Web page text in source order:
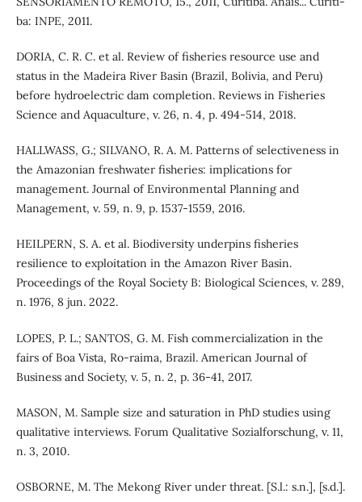
ba: INPE, 2011.
DORIA, C. R. C. et al. Review of fisheries resource use and
status in the Madeira River Basin (Brazil, Bolivia, and Peru)
before hydroelectric dam completion. Reviews in Fisheries
Science and Aquaculture, v. 26, n. 4, p. 494-514, 2018.
HALLWASS, G.; SILVANO, R. A. M. Patterns of selectiveness in
the Amazonian freshwater fisheries: implications for
management. Journal of Environmental Planning and
Management, v. 59, n. 9, p. 1537-1559, 2016.
HEILPERN, S. A. et al. Biodiversity underpins fisheries
resilience to exploitation in the Amazon River Basin.
Proceedings of the Royal Society B: Biological Sciences, v. 289,
n. 1976, 8 jun. 2022.
LOPES, P. L.; SANTOS, G. M. Fish commercialization in the
fairs of Boa Vista, Ro-raima, Brazil. American Journal of
Business and Society, v. 5, n. 2, p. 36-41, 2017.
MASON, M. Sample size and saturation in PhD studies using
qualitative interviews. Forum Qualitative Sozialforschung, v. 11,
n. 3, 2010.
OSBORNE, M. The Mekong River under threat. [S.l.: s.n.], [s.d.].